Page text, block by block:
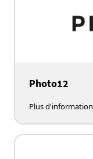
Photo12
Plus d'information